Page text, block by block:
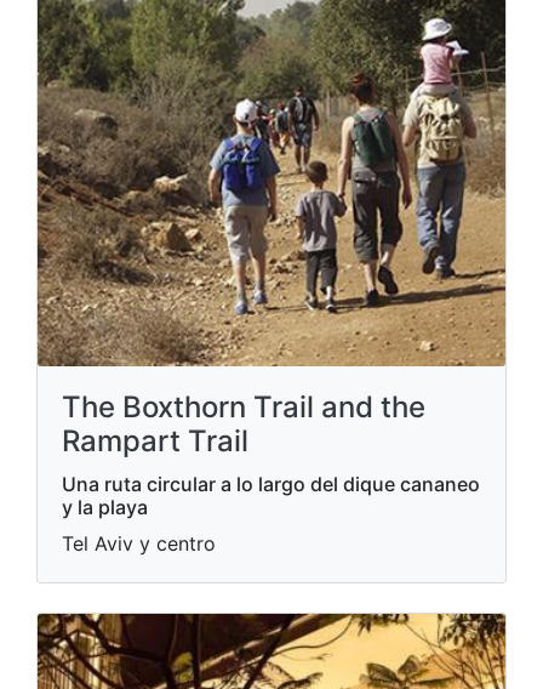
The Boxthorn Trail and the
Rampart Trail
Una ruta circular a lo largo del dique cananeo
y la playa
Tel Aviv y centro